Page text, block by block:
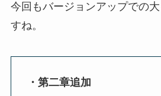
今回もバージョンアップでの
すね。
・第二章追加